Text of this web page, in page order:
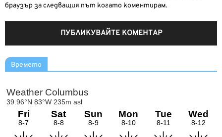
браузър за следващия път когато коментирам.
Времето